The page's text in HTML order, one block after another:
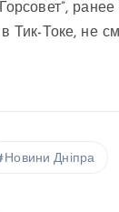
Тик-Токе, не
Новини Дніпра